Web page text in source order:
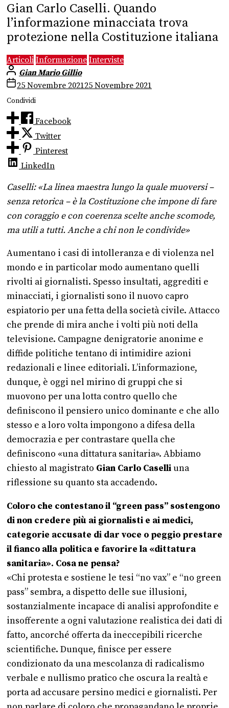
Gian Carlo Caselli. Quando
l’informazione minacciata trova
protezione nella Costituzione italiana
Articoli Informazione Interviste
Gian Mario Gillio
25 Novembre 202125 Novembre 2021
Condividi
Facebook
Twitter
Pinterest
LinkedIn
Caselli: «La linea maestra lungo la quale muoversi –
senza retorica – è la Costituzione che impone di fare
con coraggio e con coerenza scelte anche scomode,
ma utili a tutti. Anche a chi non le condivide»
Aumentano i casi di intolleranza e di violenza nel
mondo e in particolar modo aumentano quelli
rivolti ai giornalisti. Spesso insultati, aggrediti e
minacciati, i giornalisti sono il nuovo capro
espiatorio per una fetta della società civile. Attacco
che prende di mira anche i volti più noti della
televisione. Campagne denigratorie anonime e
diffide politiche tentano di intimidire azioni
redazionali e linee editoriali. L’informazione,
dunque, è oggi nel mirino di gruppi che si
muovono per una lotta contro quello che
definiscono il pensiero unico dominante e che allo
stesso e a loro volta impongono a difesa della
democrazia e per contrastare quella che
definiscono «una dittatura sanitaria». Abbiamo
chiesto al magistrato Gian Carlo Caselli una
riflessione su quanto sta accadendo.
Coloro che contestano il “green pass” sostengono
di non credere più ai giornalisti e ai medici,
categorie accusate di dar voce o peggio prestare
il fianco alla politica e favorire la «dittatura
sanitaria». Cosa ne pensa?
«Chi protesta e sostiene le tesi “no vax” e “no green
pass” sembra, a dispetto delle sue illusioni,
sostanzialmente incapace di analisi approfondite e
insofferente a ogni valutazione realistica dei dati di
fatto, ancorché offerta da ineccepibili ricerche
scientifiche. Dunque, finisce per essere
condizionato da una mescolanza di radicalismo
verbale e nullismo pratico che oscura la realtà e
porta ad accusare persino medici e giornalisti. Per